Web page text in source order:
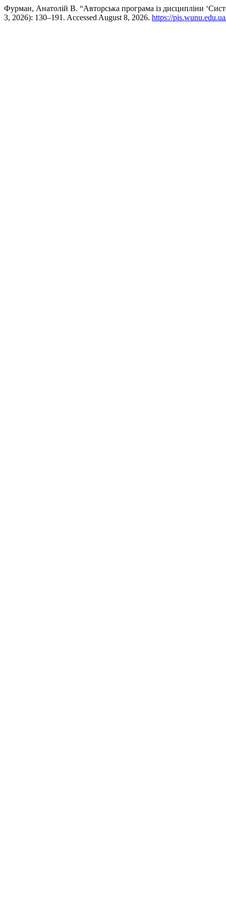
Фурман, Анатолій В. “Авторська програма із дисципліни
3, 2026): 130–191. Accessed August 8, 2026. https://